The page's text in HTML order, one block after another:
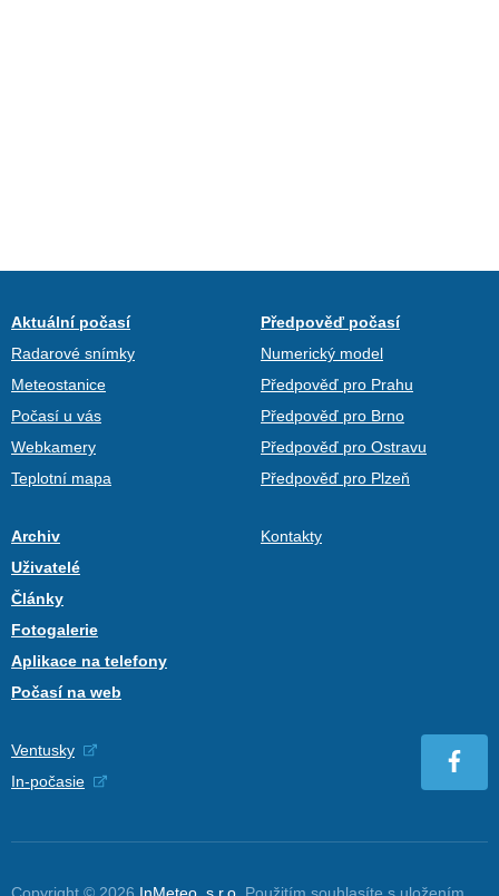
Aktuální počasí
Radarové snímky
Meteostanice
Počasí u vás
Webkamery
Teplotní mapa
Předpověď počasí
Numerický model
Předpověď pro Prahu
Předpověď pro Brno
Předpověď pro Ostravu
Předpověď pro Plzeň
Archiv
Uživatelé
Články
Fotogalerie
Aplikace na telefony
Počasí na web
Kontakty
Ventusky
In-počasie
Copyright © 2026 InMeteo, s.r.o. Použitím souhlasíte s uložením